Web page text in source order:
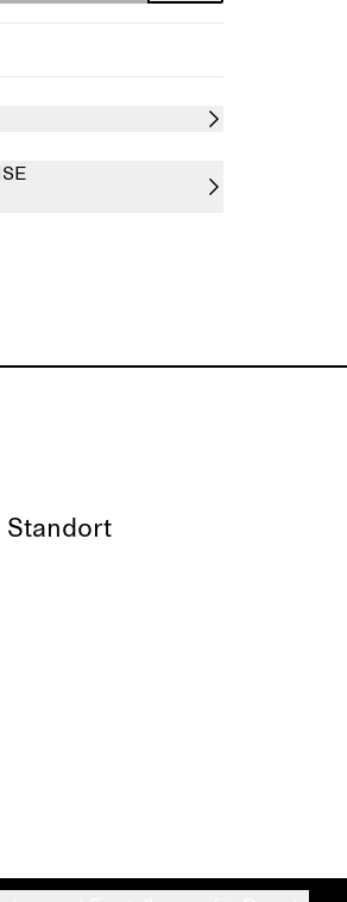
Standort